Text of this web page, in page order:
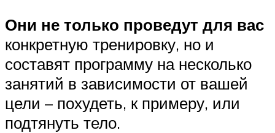
Они не только проведут для вас
конкретную тренировку, но и
составят программу на несколько
занятий в зависимости от вашей
цели – похудеть, к примеру, или
подтянуть тело.